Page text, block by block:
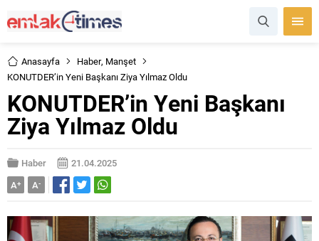
Anasayfa Haber, Manşet
KONUTDER’in Yeni Başkanı Ziya Yılmaz Oldu
KONUTDER’in Yeni Başkanı
Ziya Yılmaz Oldu
Haber
21.04.2025
A+ A-